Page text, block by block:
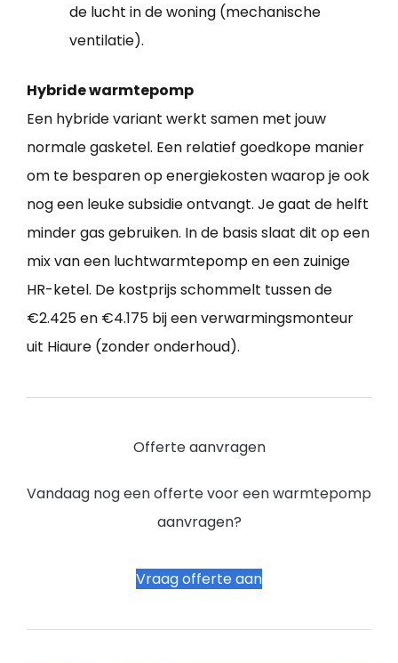
de lucht in de woning (mechanische
ventilatie).
Hybride warmtepomp
Een hybride variant werkt samen met jouw
normale gasketel. Een relatief goedkope manier
om te besparen op energiekosten waarop je ook
nog een leuke subsidie ontvangt. Je gaat de helft
minder gas gebruiken. In de basis slaat dit op een
mix van een luchtwarmtepomp en een zuinige
HR-ketel. De kostprijs schommelt tussen de
€2.425 en €4.175 bij een verwarmingsmonteur
uit Hiaure (zonder onderhoud).
Offerte aanvragen
Vandaag nog een offerte voor een warmtepomp
aanvragen?
Vraag offerte aan